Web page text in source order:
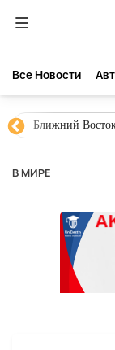
Все Новости
Ближний
В МИРЕ